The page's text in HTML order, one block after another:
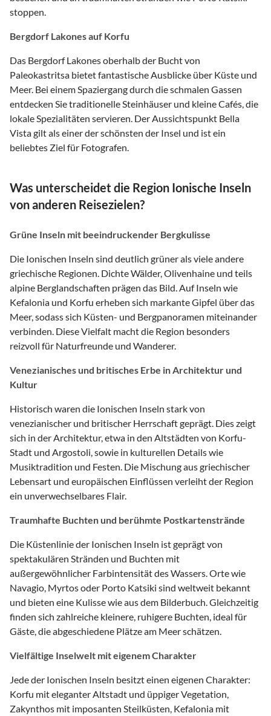
stoppen.
Bergdorf Lakones auf Korfu
Das Bergdorf Lakones oberhalb der Bucht von
Paleokastritsa bietet fantastische Ausblicke über Küste und
Meer. Bei einem Spaziergang durch die schmalen Gassen
entdecken Sie traditionelle Steinhäuser und kleine Cafés, die
lokale Spezialitäten servieren. Der Aussichtspunkt Bella
Vista gilt als einer der schönsten der Insel und ist ein
beliebtes Ziel für Fotografen.
Was unterscheidet die Region Ionische Inseln
von anderen Reisezielen?
Grüne Inseln mit beeindruckender Bergkulisse
Die Ionischen Inseln sind deutlich grüner als viele andere
griechische Regionen. Dichte Wälder, Olivenhaine und teils
alpine Berglandschaften prägen das Bild. Auf Inseln wie
Kefalonia und Korfu erheben sich markante Gipfel über das
Meer, sodass sich Küsten- und Bergpanoramen miteinander
verbinden. Diese Vielfalt macht die Region besonders
reizvoll für Naturfreunde und Wanderer.
Venezianisches und britisches Erbe in Architektur und
Kultur
Historisch waren die Ionischen Inseln stark von
venezianischer und britischer Herrschaft geprägt. Dies zeigt
sich in der Architektur, etwa in den Altstädten von Korfu-
Stadt und Argostoli, sowie in kulturellen Details wie
Musiktradition und Festen. Die Mischung aus griechischer
Lebensart und europäischen Einflüssen verleiht der Region
ein unverwechselbares Flair.
Traumhafte Buchten und berühmte Postkartenstrände
Die Küstenlinie der Ionischen Inseln ist geprägt von
spektakulären Stränden und Buchten mit
außergewöhnlicher Farbintensität des Wassers. Orte wie
Navagio, Myrtos oder Porto Katsiki sind weltweit bekannt
und bieten eine Kulisse wie aus dem Bilderbuch. Gleichzeitig
finden sich zahlreiche kleinere, ruhigere Buchten, ideal für
Gäste, die abgeschiedene Plätze am Meer schätzen.
Vielfältige Inselwelt mit eigenem Charakter
Jede der Ionischen Inseln besitzt einen eigenen Charakter:
Korfu mit eleganter Altstadt und üppiger Vegetation,
Zakynthos mit imposanten Steilküsten, Kefalonia mit